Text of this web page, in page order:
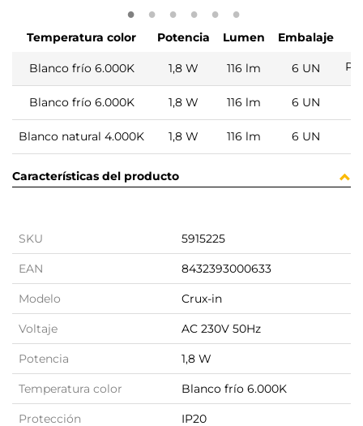
Temperatura color Potencia Lumen Embalaje
Blanco frío 6.000K 1,8 W 116 lm 6 UN
Blanco frío 6.000K 1,8 W 116 lm 6 UN
Blanco natural 4.000K 1,8 W 116 lm 6 UN
Características del producto
SKU 5915225
EAN 8432393000633
Modelo Crux-in
Voltaje AC 230V 50Hz
Potencia 1,8 W
Temperatura color Blanco frío 6.000K
Protección IP20